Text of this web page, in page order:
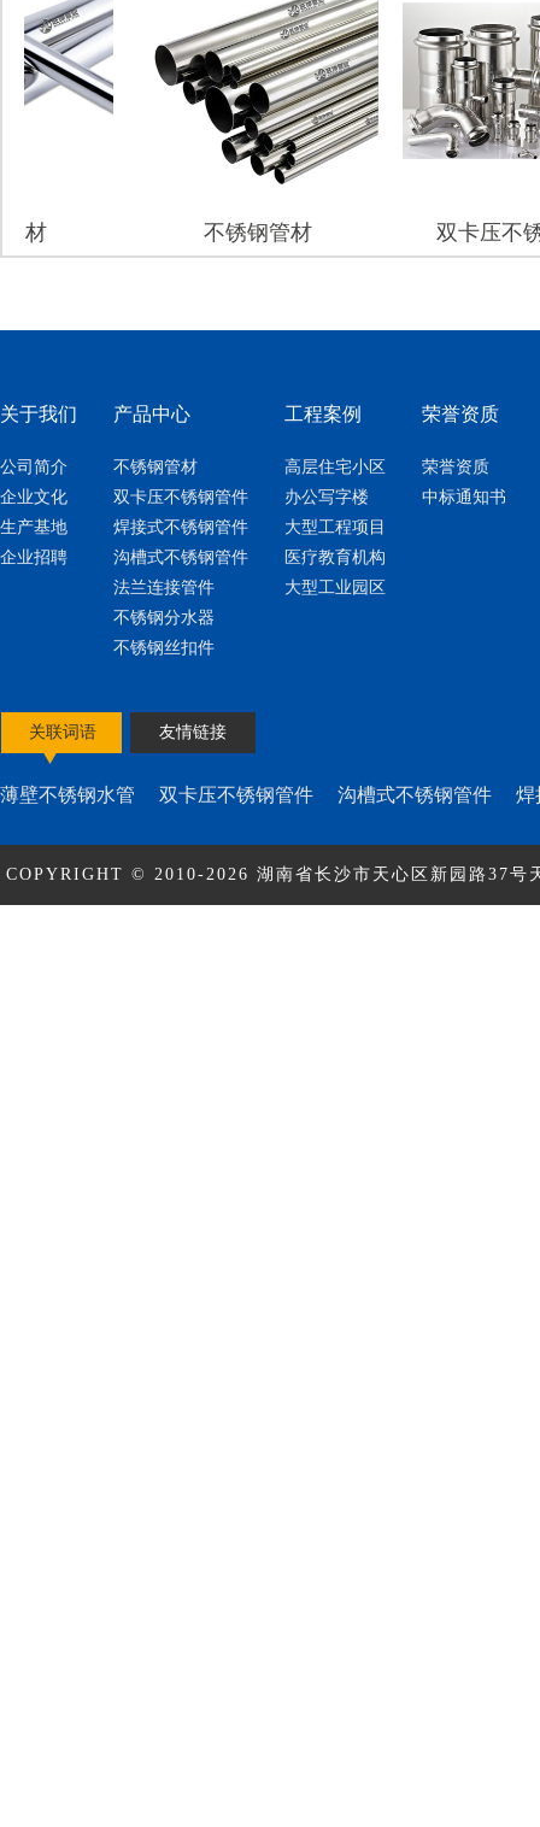
不锈钢管材 双卡压不锈钢
关于我们
公司简介
企业文化
生产基地
企业招聘
产品中心
不锈钢管材
双卡压不锈钢管件
焊接式不锈钢管件
沟槽式不锈钢管件
法兰连接管件
不锈钢分水器
不锈钢丝扣件
工程案例
高层住宅小区
办公写字楼
大型工程项目
医疗教育机构
大型工业园区
荣誉资质
荣誉资质
中标通知书
关联词语 友情链接
薄壁不锈钢水管 双卡压不锈钢管件 沟槽式不锈钢管件 焊
COPYRIGHT © 2010-2026 湖南省长沙市天心区新园路37